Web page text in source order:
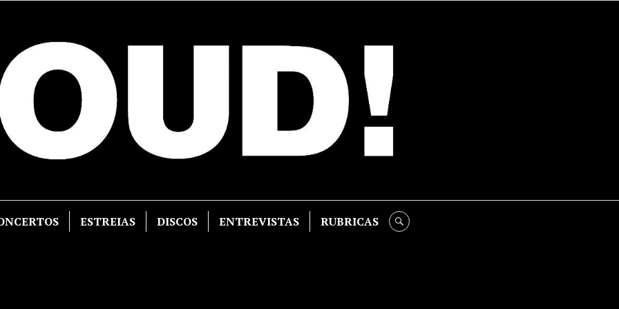
ESTREIAS DISCOS ENTREVISTAS RUBRICAS SEARCH